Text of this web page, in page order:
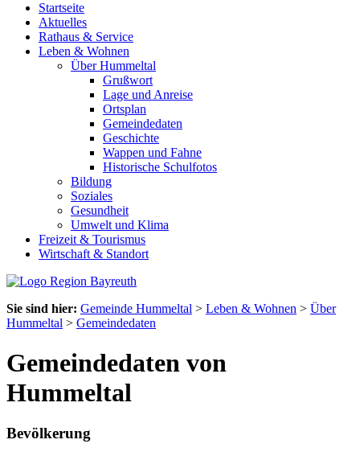
Startseite
Aktuelles
Rathaus & Service
Leben & Wohnen
Über Hummeltal
Grußwort
Lage und Anreise
Ortsplan
Gemeindedaten
Geschichte
Wappen und Fahne
Historische Schulfotos
Bildung
Soziales
Gesundheit
Umwelt und Klima
Freizeit & Tourismus
Wirtschaft & Standort
Sie sind hier: Gemeinde Hummeltal > Leben & Wohnen > Über
Hummeltal > Gemeindedaten
Gemeindedaten von
Hummeltal
Bevölkerung